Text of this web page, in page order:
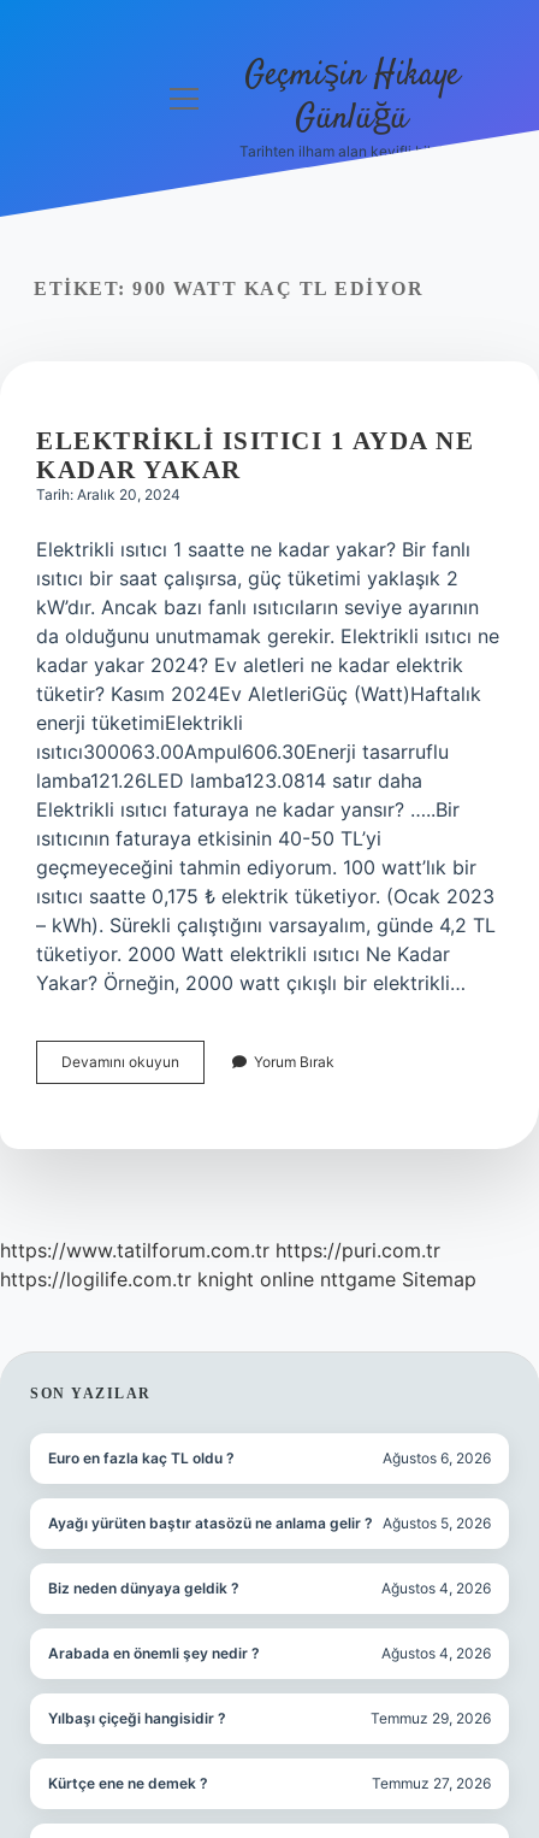
menüyü
Geçmişin Hikaye
Günlüğü
Tarihten ilham alan keyifli bilgiler!
ETIKET: 900 WATT KAÇ TL EDIYOR
ELEKTRIKLI ISITICI 1 AYDA NE
KADAR YAKAR
Tarih: Aralık 20, 2024
Elektrikli ısıtıcı 1 saatte ne kadar yakar? Bir fanlı
ısıtıcı bir saat çalışırsa, güç tüketimi yaklaşık 2
kW’dır. Ancak bazı fanlı ısıtıcıların seviye ayarının
da olduğunu unutmamak gerekir. Elektrikli ısıtıcı ne
kadar yakar 2024? Ev aletleri ne kadar elektrik
tüketir? Kasım 2024Ev AletleriGüç (Watt)Haftalık
enerji tüketimiElektrikli
ısıtıcı300063.00Ampul606.30Enerji tasarruflu
lamba121.26LED lamba123.0814 satır daha
Elektrikli ısıtıcı faturaya ne kadar yansır? …..Bir
ısıtıcının faturaya etkisinin 40-50 TL’yi
geçmeyeceğini tahmin ediyorum. 100 watt’lık bir
ısıtıcı saatte 0,175 ₺ elektrik tüketiyor. (Ocak 2023
– kWh). Sürekli çalıştığını varsayalım, günde 4,2 TL
tüketiyor. 2000 Watt elektrikli ısıtıcı Ne Kadar
Yakar? Örneğin, 2000 watt çıkışlı bir elektrikli…
Devamını okuyun Elektrikli
Isıtıcı
Ne
Yorum Bırak
https://www.tatilforum.com.tr https://puri.com.tr
https://logilife.com.tr knight online nttgame Sitemap
SIDEBAR
SON YAZILAR
Euro en fazla kaç TL oldu ? Ağustos 6, 2026
Ayağı yürüten baştır atasözü ne anlama gelir ? Ağustos 5, 2026
Biz neden dünyaya geldik ? Ağustos 4, 2026
Arabada en önemli şey nedir ? Ağustos 4, 2026
Yılbaşı çiçeği hangisidir ? Temmuz 29, 2026
Kürtçe ene ne demek ? Temmuz 27, 2026